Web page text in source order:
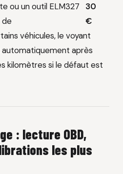
ou un outil ELM327
de
30
€
véhicules, le voyant
automatiquement après
kilomètres si le défaut est
: lecture OBD,
les plus